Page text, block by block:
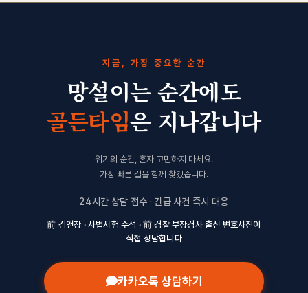
지금, 가장 중요한 순간
망설이는 순간에도
골든타임은 지나갑니다
위기의 순간, 혼자 고민하지 마세요.
가장 빠른 길을 함께 찾겠습니다.
24시간 상담 접수 · 긴급 사건 즉시 대응
前 김앤장 · 사법시험 수석 · 前 검찰 부장검사 출신 변호사진이
직접 상담합니다
카카오톡 상담하기